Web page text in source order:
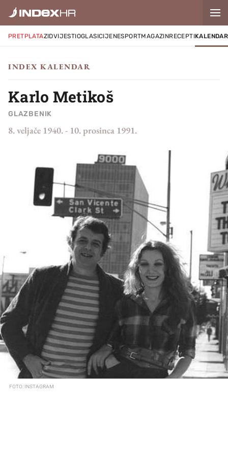
PRETPLATAZIDVIJESTIOGLASICIJENESPORTMAGAZINRECEPTIKALENDAR
INDEX KALENDAR
Karlo Metikoš
GLAZBENIK
8. veljače 1940.- 10. prosinca 1991.
FOTO: INSTAGRAM